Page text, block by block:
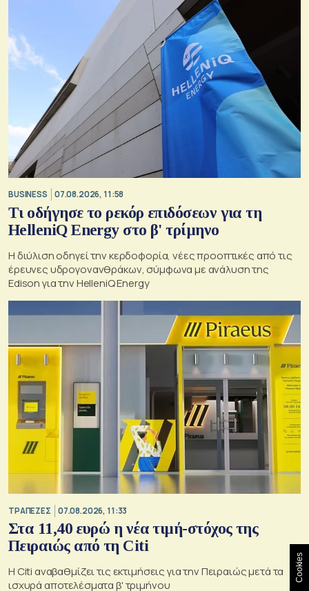
BUSINESS 07.08.2026, 11:58
Τι οδήγησε το ρεκόρ επιδόσεων για τη
HelleniQ Energy στο β' τρίμηνο
Η διύλιση οδηγεί την κερδοφορία, νέες προοπτικές από τις
έρευνες υδρογονανθράκων, σύμφωνα με ανάλυση της
Edison για την HelleniQ Energy
ΤΡΑΠΕΖΕΣ 07.08.2026, 11:33
Στα 11,40 ευρώ η νέα τιμή-στόχος της
Πειραιώς από τη Citi
Η Citi αναβαθμίζει τις εκτιμήσεις για την Πειραιώς μετά τα
ισχυρά αποτελέσματα β' τριμήνου
Cookies